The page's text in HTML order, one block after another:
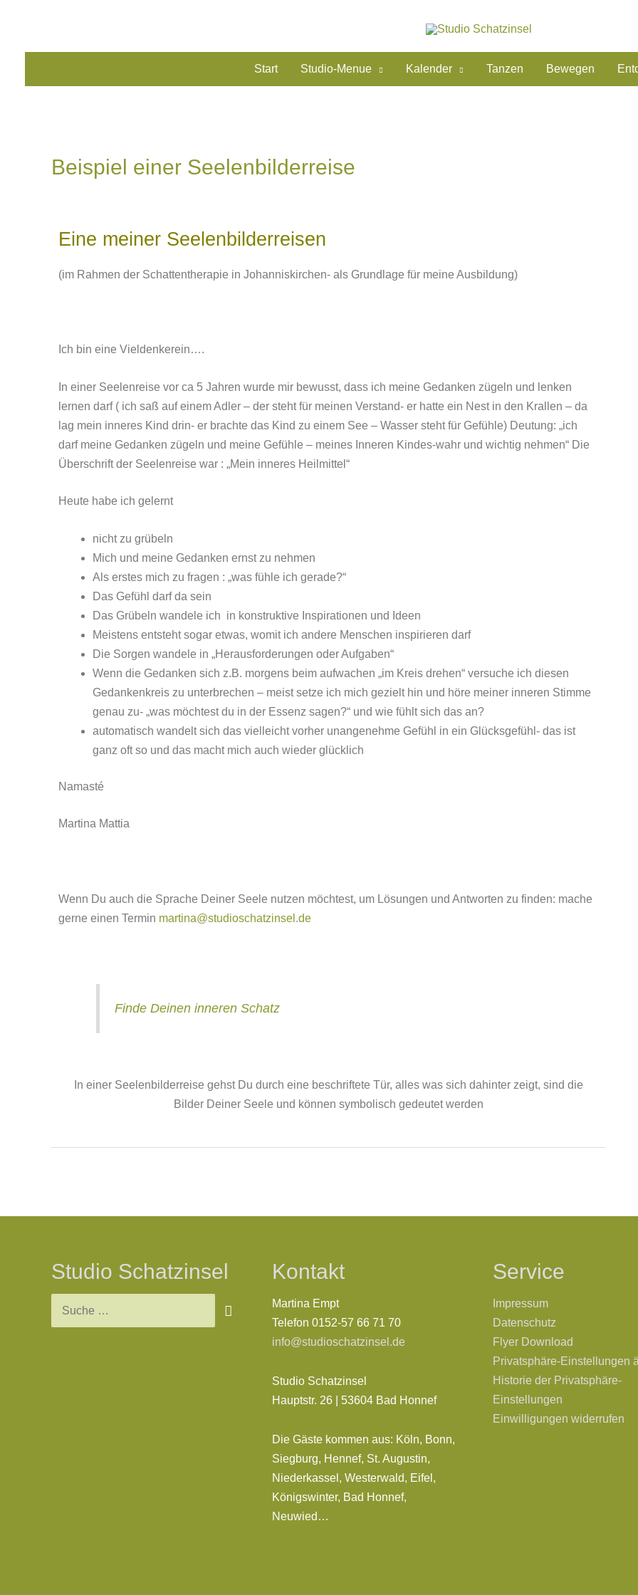
Start Studio-Menue Kalender Tanzen Bewegen
Beispiel einer Seelenbilderreise
Eine meiner Seelenbilderreisen
(im Rahmen der Schattentherapie in Johanniskirchen- als Grundlage für meine Ausbildung)
Ich bin eine Vieldenkerein….
In einer Seelenreise vor ca 5 Jahren wurde mir bewusst, dass ich meine Gedanken zügeln und lenken
lernen darf ( ich saß auf einem Adler – der steht für meinen Verstand- er hatte ein Nest in den Krallen – da
lag mein inneres Kind drin- er brachte das Kind zu einem See – Wasser steht für Gefühle) Deutung: „ich
darf meine Gedanken zügeln und meine Gefühle – meines Inneren Kindes-wahr und wichtig nehmen“ Die
Überschrift der Seelenreise war : „Mein inneres Heilmittel“
Heute habe ich gelernt
nicht zu grübeln
Mich und meine Gedanken ernst zu nehmen
Als erstes mich zu fragen : „was fühle ich gerade?“
Das Gefühl darf da sein
Das Grübeln wandele ich in konstruktive Inspirationen und Ideen
Meistens entsteht sogar etwas, womit ich andere Menschen inspirieren darf
Die Sorgen wandele in „Herausforderungen oder Aufgaben“
Wenn die Gedanken sich z.B. morgens beim aufwachen „im Kreis drehen“ versuche ich diesen
Gedankenkreis zu unterbrechen – meist setze ich mich gezielt hin und höre meiner inneren Stimme
genau zu- „was möchtest du in der Essenz sagen?“ und wie fühlt sich das an?
automatisch wandelt sich das vielleicht vorher unangenehme Gefühl in ein Glücksgefühl- das ist
ganz oft so und das macht mich auch wieder glücklich
Namasté
Martina Mattia
Wenn Du auch die Sprache Deiner Seele nutzen möchtest, um Lösungen und Antworten zu finden: mache
gerne einen Termin martina@studioschatzinsel.de
Finde Deinen inneren Schatz
In einer Seelenbilderreise gehst Du durch eine beschriftete Tür, alles was sich dahinter zeigt, sind die
Bilder Deiner Seele und können symbolisch gedeutet werden
Studio Schatzinsel Kontakt
Martina Empt
Telefon 0152-57 66 71 70
info@studioschatzinsel.de
Studio Schatzinsel
Hauptstr. 26 | 53604 Bad Honnef
Die Gäste kommen aus: Köln, Bonn,
Siegburg, Hennef, St. Augustin,
Niederkassel, Westerwald, Eifel,
Königswinter, Bad Honnef,
Neuwied…
Service
Impressum
Datenschutz
Flyer Download
Privatsphäre-Einstellungen
Historie der Privatsphäre-
Einstellungen
Einwilligungen widerrufen